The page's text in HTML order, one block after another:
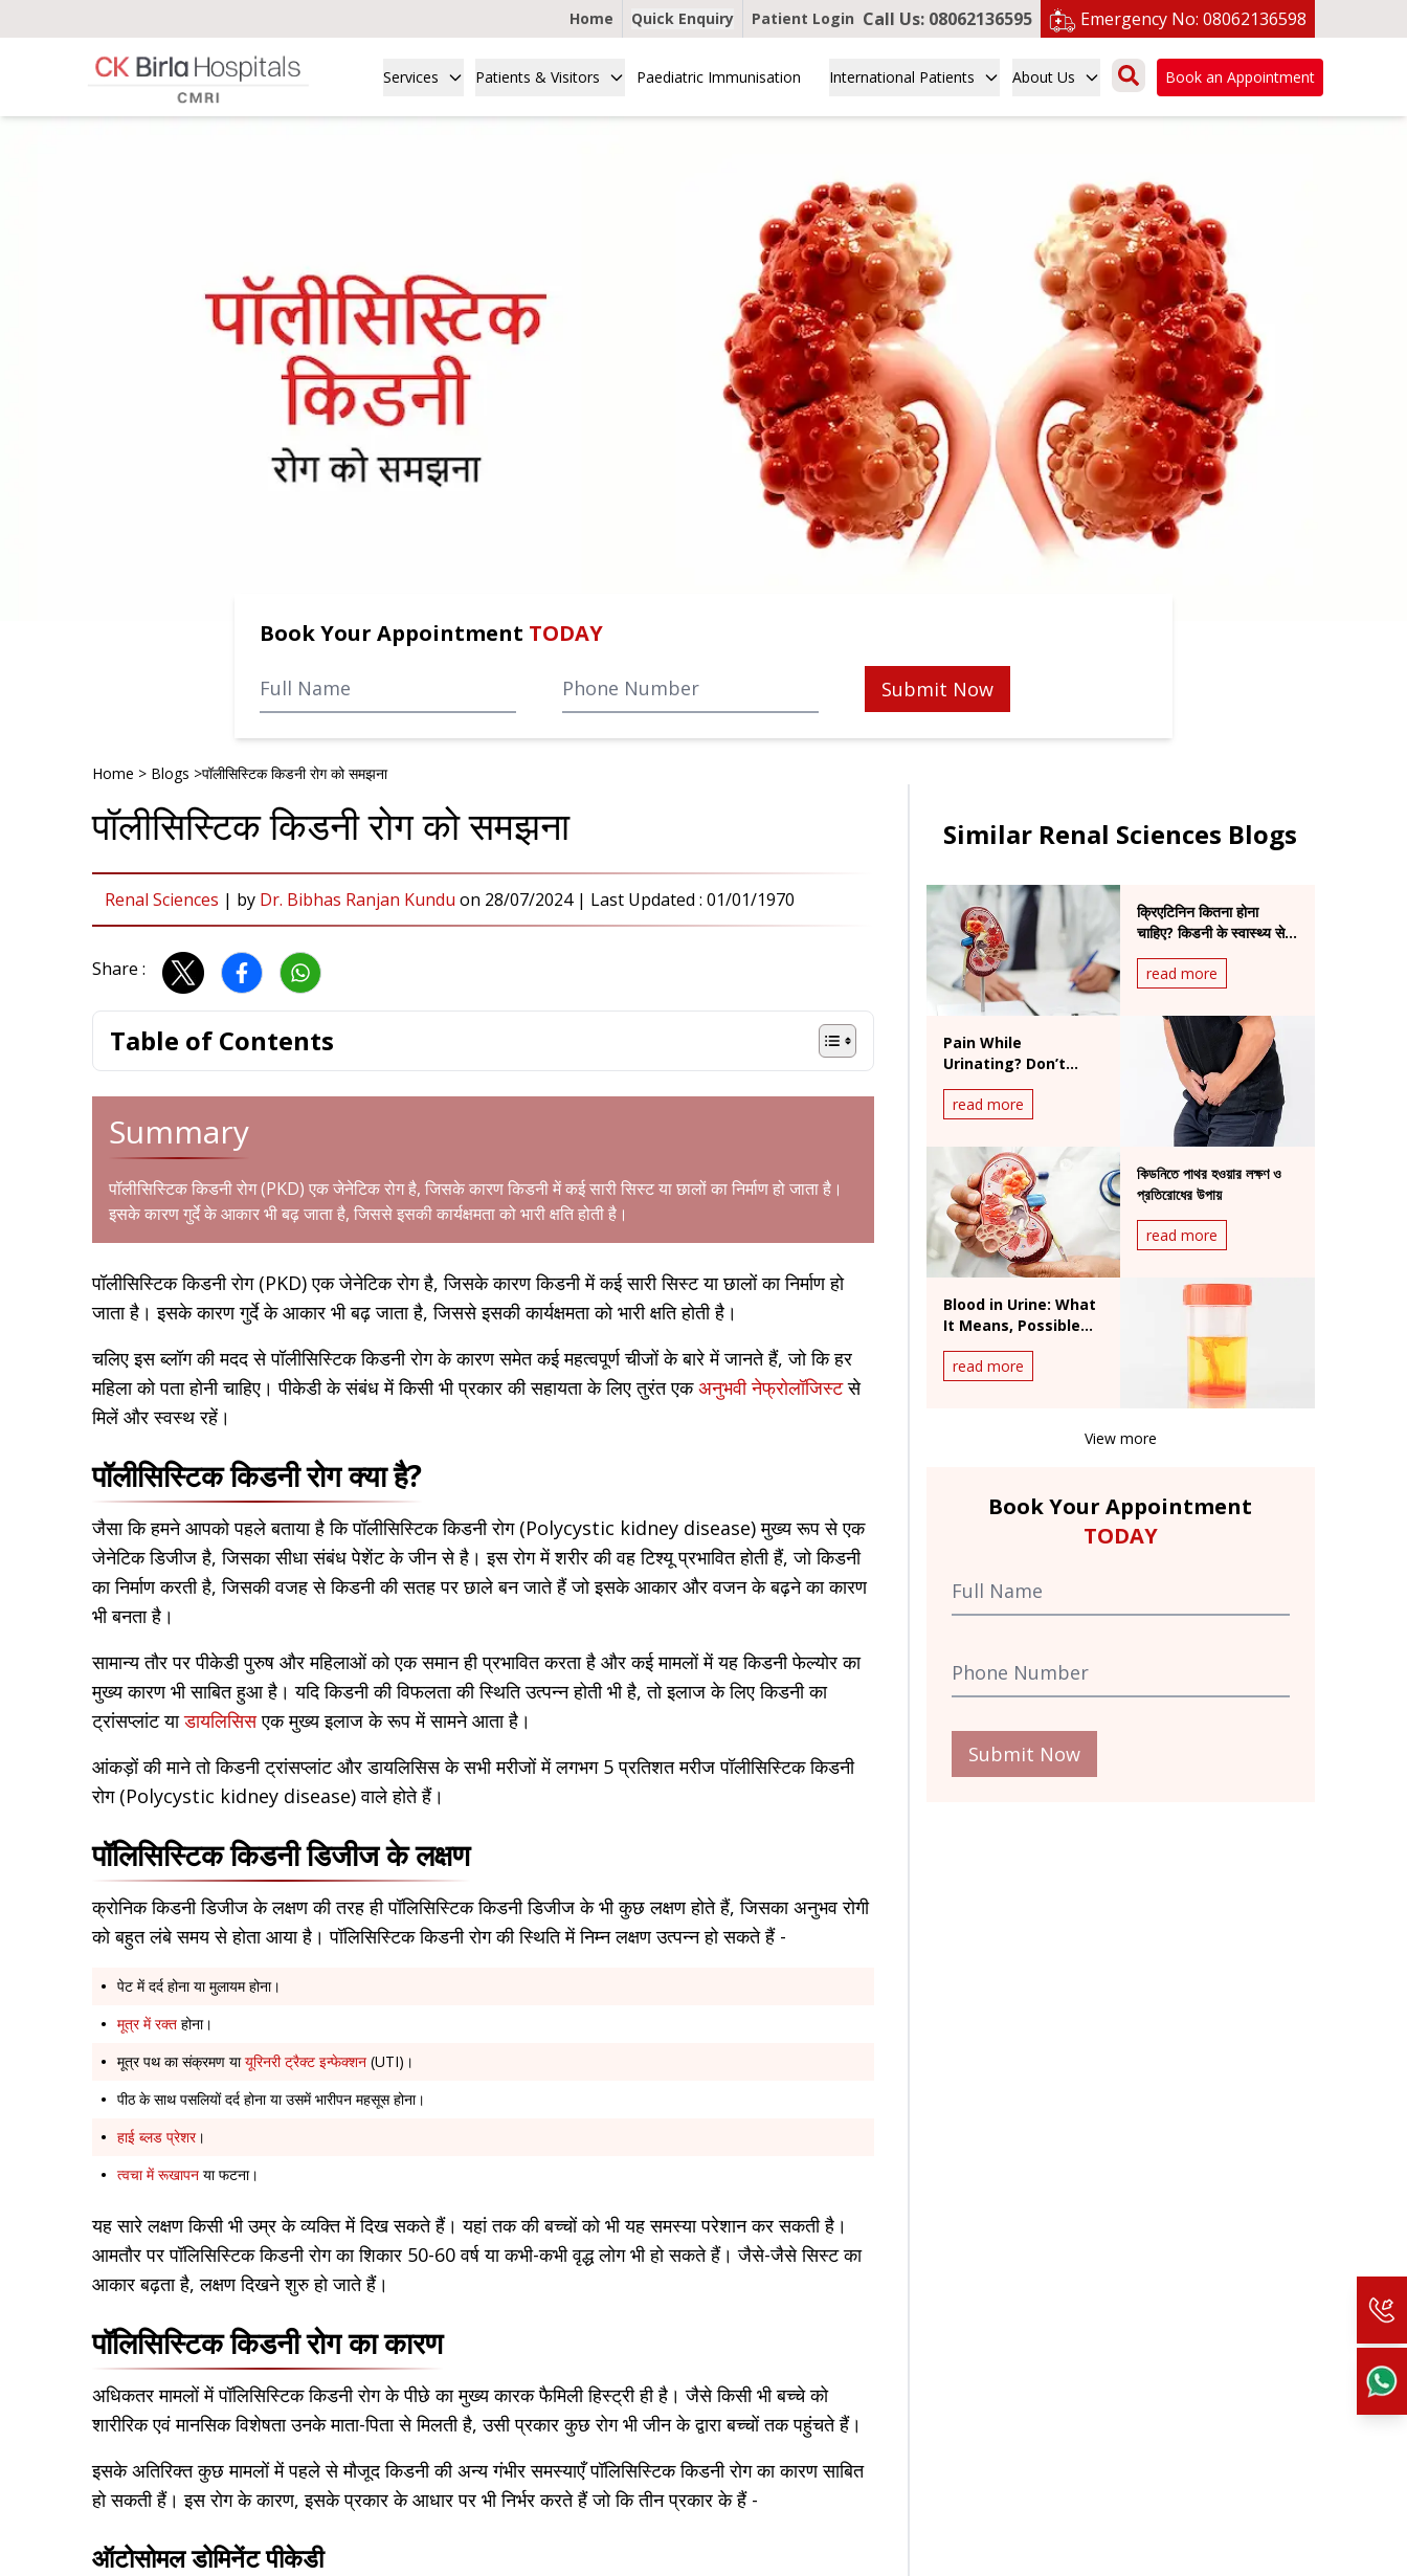
Home Quick Enquiry Patient Login Call Us: 08062136595 Emergency No: 08062136598
Services Patients & Visitors Paediatric Immunisation International Patients About Us Book an Appointment
Book Your Appointment TODAY
Submit Now
Home > Blogs >पॉलीसिस्टिक किडनी रोग को समझना
पॉलीसिस्टिक किडनी रोग को समझना
Renal Sciences | by Dr. Bibhas Ranjan Kundu on 28/07/2024| Last Updated : 01/01/1970
Share :
Table of Contents
Summary
पॉलीसिस्टिक किडनी रोग (PKD) एक जेनेटिक रोग है, जिसके कारण किडनी में कई सारी सिस्ट या छालों का निर्माण हो जाता है।
इसके कारण गुर्दे के आकार भी बढ़ जाता है, जिससे इसकी कार्यक्षमता को भारी क्षति होती है।
पॉलीसिस्टिक किडनी रोग (PKD) एक जेनेटिक रोग है, जिसके कारण किडनी में कई सारी सिस्ट या छालों का निर्माण हो
जाता है। इसके कारण गुर्दे के आकार भी बढ़ जाता है, जिससे इसकी कार्यक्षमता को भारी क्षति होती है।
चलिए इस ब्लॉग की मदद से पॉलीसिस्टिक किडनी रोग के कारण समेत कई महत्वपूर्ण चीजों के बारे में जानते हैं, जो कि हर
महिला को पता होनी चाहिए। पीकेडी के संबंध में किसी भी प्रकार की सहायता के लिए तुरंत एकअनुभवी नेफ्रोलॉजिस्टसे
मिलें और स्वस्थ रहें।
पॉलीसिस्टिक किडनी रोग क्या है?
जैसा कि हमने आपको पहले बताया है कि पॉलीसिस्टिक किडनी रोग (Polycystic kidney disease) मुख्य रूप से एक
जेनेटिक डिजीज है, जिसका सीधा संबंध पेशेंट के जीन से है। इस रोग में शरीर की वह टिश्यू प्रभावित होती हैं, जो किडनी
का निर्माण करती है, जिसकी वजह से किडनी की सतह पर छाले बन जाते हैं जो इसके आकार और वजन के बढ़ने का कारण
भी बनता है।
सामान्य तौर पर पीकेडी पुरुष और महिलाओं को एक समान ही प्रभावित करता है और कई मामलों में यह किडनी फेल्योर का
मुख्य कारण भी साबित हुआ है। यदि किडनी की विफलता की स्थिति उत्पन्न होती भी है, तो इलाज के लिए किडनी का
ट्रांसप्लांट याडायलिसिसएक मुख्य इलाज के रूप में सामने आता है।
आंकड़ों की माने तो किडनी ट्रांसप्लांट और डायलिसिस के सभी मरीजों में लगभग 5 प्रतिशत मरीज पॉलीसिस्टिक किडनी
रोग (Polycystic kidney disease) वाले होते हैं।
पॉलिसिस्टिक किडनी डिजीज के लक्षण
क्रोनिक किडनी डिजीज के लक्षण की तरह ही पॉलिसिस्टिक किडनी डिजीज के भी कुछ लक्षण होते हैं, जिसका अनुभव रोगी
को बहुत लंबे समय से होता आया है। पॉलिसिस्टिक किडनी रोग की स्थिति में निम्न लक्षण उत्पन्न हो सकते हैं -
पेट में दर्द होना या मुलायम होना।
मूत्र में रक्त होना।
मूत्र पथ का संक्रमण यायूरिनरी ट्रैक्ट इन्फेक्शन (UTI)।
पीठ के साथ पसलियों दर्द होना या उसमें भारीपन महसूस होना।
हाई ब्लड प्रेशर।
त्वचा में रूखापन या फटना।
यह सारे लक्षण किसी भी उम्र के व्यक्ति में दिख सकते हैं। यहां तक की बच्चों को भी यह समस्या परेशान कर सकती है।
आमतौर पर पॉलिसिस्टिक किडनी रोग का शिकार 50-60 वर्ष या कभी-कभी वृद्ध लोग भी हो सकते हैं। जैसे-जैसे सिस्ट का
आकार बढ़ता है, लक्षण दिखने शुरु हो जाते हैं।
पॉलिसिस्टिक किडनी रोग का कारण
अधिकतर मामलों में पॉलिसिस्टिक किडनी रोग के पीछे का मुख्य कारक फैमिली हिस्ट्री ही है। जैसे किसी भी बच्चे को
शारीरिक एवं मानसिक विशेषता उनके माता-पिता से मिलती है, उसी प्रकार कुछ रोग भी जीन के द्वारा बच्चों तक पहुंचते हैं।
इसके अतिरिक्त कुछ मामलों में पहले से मौजूद किडनी की अन्य गंभीर समस्याएँ पॉलिसिस्टिक किडनी रोग का कारण साबित
हो सकती हैं। इस रोग के कारण, इसके प्रकार के आधार पर भी निर्भर करते हैं जो कि तीन प्रकार के हैं -
ऑटोसोमल डोमिनेंट पीकेडी
Similar Renal Sciences Blogs
क्रिएटिनिन कितना होना
चाहिए? किडनी के स्वास्थ्य से
read more
Pain While
Urinating? Don’t
Warning Signs
read more
কিডনিতে পাথর হওয়ার লক্ষণ ও
প্রতিরোধের উপায়
read more
Blood in Urine: What
It Means, Possible
Act Fast
read more
View more
Book Your Appointment
TODAY
Submit Now